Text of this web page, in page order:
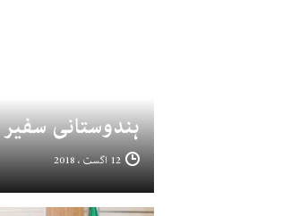
ہندوستانی